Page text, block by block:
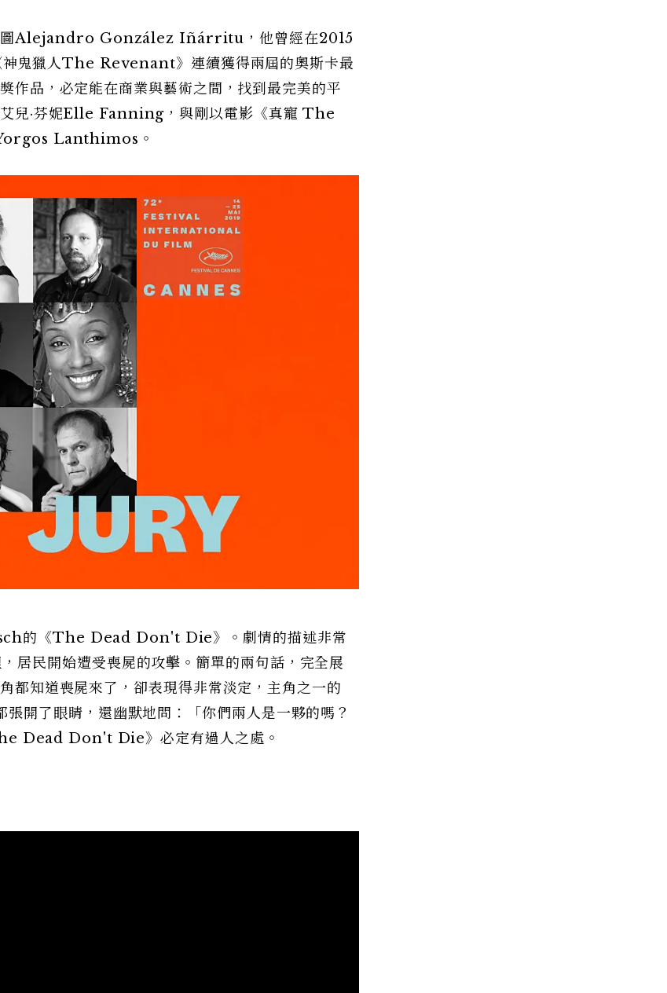
圖Alejandro González Iñárritu，他曾經在2015
鬼獵人The Revenant》連續獲得兩屆的奧斯卡最
作品，必定能在商業與藝術之間，找到最完美的平
兒·芬妮Elle Fanning，與剛以電影《真寵 The
Lanthimos。
的《The Dead Don't Die》。劇情的描述非常
民開始遭受喪屍的攻擊。簡單的兩句話，完全展
都知道喪屍來了，卻表現得非常淡定，主角之一的
了眼睛，還幽默地問：「你們兩人是一夥的嗎？
Dead Don't Die》必定有過人之處。